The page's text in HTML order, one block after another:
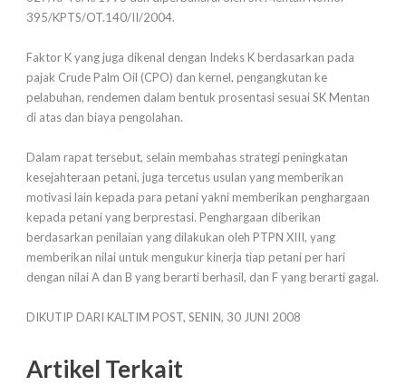
395/KPTS/OT.140/II/2004.
Faktor K yang juga dikenal dengan Indeks K berdasarkan pada
pajak Crude Palm Oil (CPO) dan kernel, pengangkutan ke
pelabuhan, rendemen dalam bentuk prosentasi sesuai SK Mentan
di atas dan biaya pengolahan.
Dalam rapat tersebut, selain membahas strategi peningkatan
kesejahteraan petani, juga tercetus usulan yang memberikan
motivasi lain kepada para petani yakni memberikan penghargaan
kepada petani yang berprestasi. Penghargaan diberikan
berdasarkan penilaian yang dilakukan oleh PTPN XIII, yang
memberikan nilai untuk mengukur kinerja tiap petani per hari
dengan nilai A dan B yang berarti berhasil, dan F yang berarti gagal.
DIKUTIP DARI KALTIM POST, SENIN, 30 JUNI 2008
Artikel Terkait